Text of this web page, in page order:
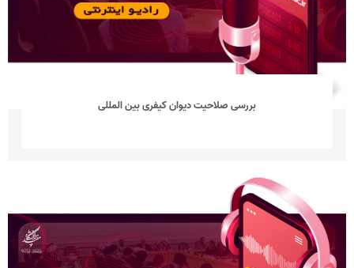
بررسی صلاحیت دیوان کیفری بین المللی